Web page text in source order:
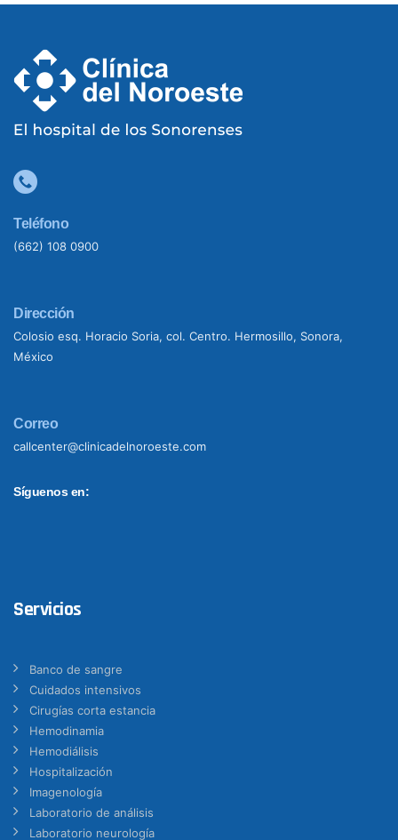
Teléfono
(662) 108 0900
Dirección
Colosio esq. Horacio Soria, col. Centro. Hermosillo, Sonora,
México
Correo
callcenter@clinicadelnoroeste.com
Síguenos en:
Servicios
Banco de sangre
Cuidados intensivos
Cirugías corta estancia
Hemodinamia
Hemodiálisis
Hospitalización
Imagenología
Laboratorio de análisis
Laboratorio neurología